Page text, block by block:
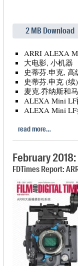
2 MB Download
ARRI ALEXA
大电影, 小机器
史蒂芬.申克, 高
史蒂芬.申克 (续)
麦克.乔纳斯和
ALEXA Mini
ALEXA Mini
read more…
February
FDTimes Report: